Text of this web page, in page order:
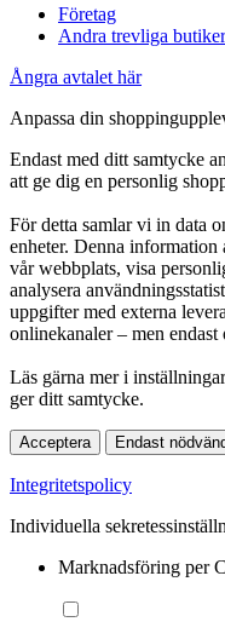
Företag
Andra trevliga butiker
Ångra avtalet här
Anpassa din
Endast med ditt samtycke
att ge dig en personlig
För detta samlar vi in data
enheter. Denna
vår webbplats, visa
analysera
uppgifter med externa
onlinekanaler – men endast
Läs gärna mer i
ger ditt samtycke.
Acceptera Endast
Integritetspolicy
Individuella
Marknadsföring per